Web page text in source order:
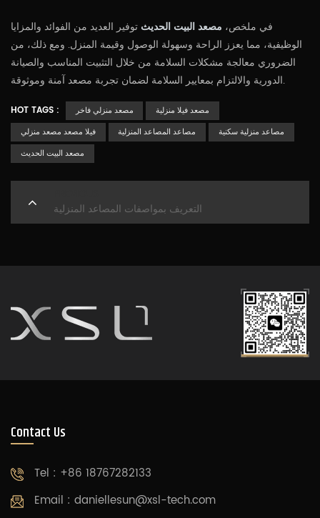
في ملخص، مصعد البيت الحديث توفير العديد من الفوائد والمزايا
الوظيفية، مما يعزز الراحة وسهولة الوصول وقيمة المنزل. ومع ذلك، من
الضروري معالجة مشكلات السلامة من خلال التثبيت المناسب والصيانة
الدورية والالتزام بمعايير السلامة لضمان تجربة مصعد آمنة وموثوقة.
HOT TAGS : مصعد منزلي فاخر
مصعد فيلا منزلية
فيلا مصعد مصعد منزلي
مصاعد المصاعد المنزلية
مصاعد منزلية سكنية
مصعد البيت الحديث
التعريف بمواصفات المصاعد المنزلية
Contact Us
Tel : +86 18767282133
Email : daniellesun@xsl-tech.com